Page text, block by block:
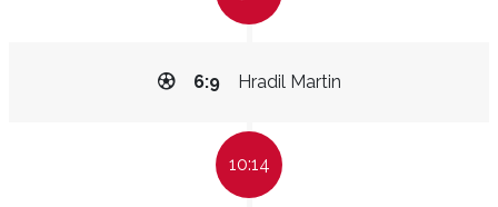
Hradil Martin
6:9
10:14